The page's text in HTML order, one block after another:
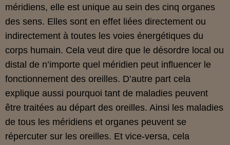
méridiens, elle est unique au sein des cinq organes
des sens. Elles sont en effet liées directement ou
indirectement à toutes les voies énergétiques du
corps humain. Cela veut dire que le désordre local ou
distal de n’importe quel méridien peut influencer le
fonctionnement des oreilles. D’autre part cela
explique aussi pourquoi tant de maladies peuvent
être traitées au départ des oreilles. Ainsi les maladies
de tous les méridiens et organes peuvent se
répercuter sur les oreilles. Et vice-versa, cela